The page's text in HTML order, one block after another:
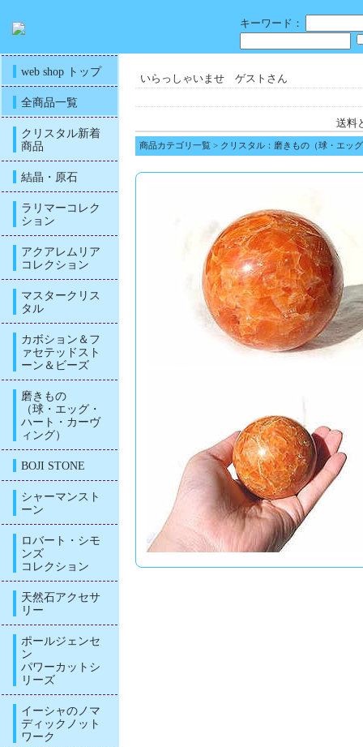
キーワード：
web shop トップ
全商品一覧
クリスタル新着
商品
結晶・原石
ラリマーコレク
ション
アクアレムリア
コレクション
マスタークリス
タル
カボション＆フ
ァセテッドスト
ーン＆ビーズ
磨きもの
（球・エッグ・
ハート・カーヴ
ィング）
BOJI STONE
シャーマンスト
ーン
ロバート・シモ
ンズ
コレクション
天然石アクセサ
リー
ポールジェンセ
ン
パワーカットシ
リーズ
イーシャのノマ
ディックノット
ワーク
いらっしゃいませ ゲストさん
送料
商品カテゴリ一覧 > クリスタル：磨きもの（球・エッ